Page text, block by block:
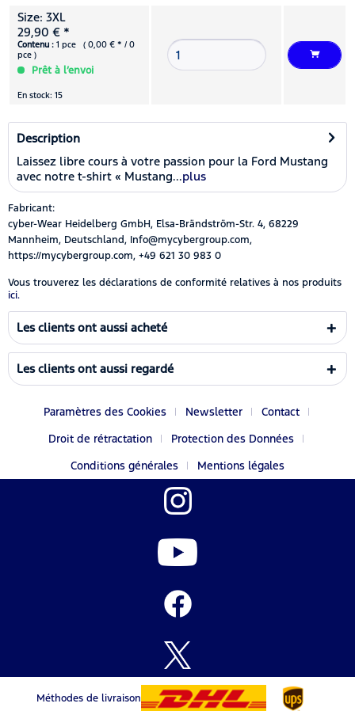
Size: 3XL
29,90 € *
Contenu : 1 pce ( 0,00 € * / 0
pce )
Prêt à l’envoi
En stock: 15
Description
Laissez libre cours à votre passion pour la Ford Mustang
avec notre t-shirt « Mustang...plus
Fabricant:
cyber-Wear Heidelberg GmbH, Elsa-Brändström-Str. 4, 68229
Mannheim, Deutschland, Info@mycybergroup.com,
https://mycybergroup.com, +49 621 30 983 0
Vous trouverez les déclarations de conformité relatives à nos produits
ici.
Les clients ont aussi acheté
Les clients ont aussi regardé
Paramètres des Cookies Newsletter
Contact
Droit de rétractation
Protection des Données
Conditions générales
Mentions légales
Méthodes de livraison